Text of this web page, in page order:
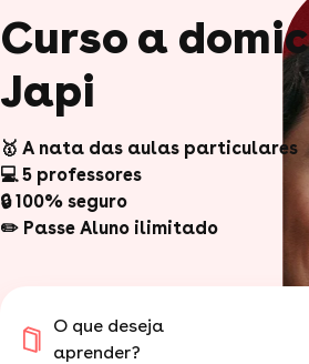
Curso a
Japi
🥇 A nata das aulas particulares
💻 5 professores
🔒 100% seguro
✏️ Passe Aluno ilimitado
O que deseja
aprender?